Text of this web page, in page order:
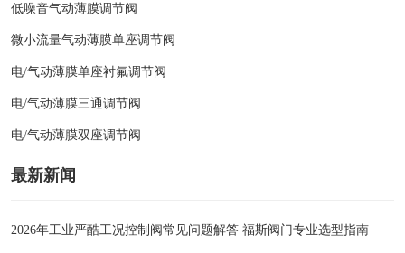
低噪音气动薄膜调节阀
微小流量气动薄膜单座调节阀
电/气动薄膜单座衬氟调节阀
电/气动薄膜三通调节阀
电/气动薄膜双座调节阀
最新新闻
2026年工业严酷工况控制阀常见问题解答 福斯阀门专业选型指南